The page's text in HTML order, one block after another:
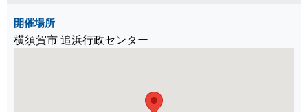
開催場所
横須賀市 追浜行政センター